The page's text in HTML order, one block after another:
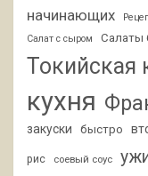
начинающих
Салат с сыром Салаты
Токийская
кухня
закуски
быстро
рис соевый соус